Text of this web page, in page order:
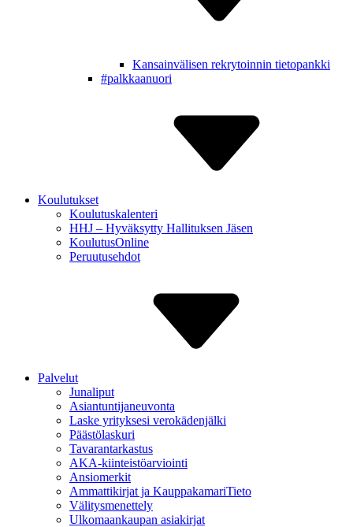
Kansain­välisen rekry­toinnin tietopankki
#palkkaa­nuori
Koulutukset
Koulutuskalenteri
HHJ – Hyväksytty Hallituksen Jäsen
Koulutus­Online
Peruutus­ehdot
Palvelut
Junaliput
Asiantuntija­neuvonta
Laske yrityksesi verokäden­jälki
Päästölaskuri
Tavaran­tarkastus
AKA-kiinteistö­arviointi
Ansiomerkit
Ammattikirjat ja Kauppa­kamariTieto
Välitys­menettely
Ulkomaan­kaupan asiakirjat